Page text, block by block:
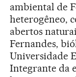
ambiental de
heterogêneo,
abertos
Fernandes,
Universidade
Integrante da